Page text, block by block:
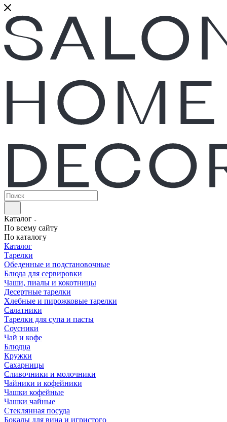
Каталог
По всему сайту
По каталогу
Каталог
Тарелки
Обеденные и подстановочные
Блюда для сервировки
Чаши, пиалы и кокотницы
Десертные тарелки
Хлебные и пирожковые тарелки
Салатники
Тарелки для супа и пасты
Соусники
Чай и кофе
Блюдца
Кружки
Сахарницы
Сливочники и молочники
Чайники и кофейники
Чашки кофейные
Чашки чайные
Стеклянная посуда
Бокалы для вина и игристого